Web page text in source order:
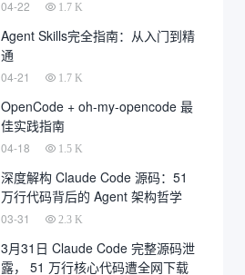
04-22 1.7 K
Agent Skills完全指南：从入门到精
通
04-21 1.7 K
OpenCode + oh-my-opencode 最
佳实践指南
04-18 1.5 K
深度解构 Claude Code 源码：51
万行代码背后的 Agent 架构哲学
03-31 2.3 K
3月31日 Claude Code 完整源码泄
露， 51 万行核心代码遭全网下载